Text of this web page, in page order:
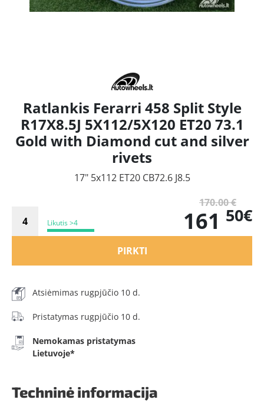
Ratlankis Ferarri 458 Split Style
R17X8.5J 5X112/5X120 ET20 73.1
Gold with Diamond cut and silver
rivets
17" 5x112 ET20 CB72.6 J8.5
Likutis >4
170.00 €
161 50€
PIRKTI
Atsiėmimas rugpjūčio 10 d.
Pristatymas rugpjūčio 10 d.
Nemokamas pristatymas
Lietuvoje*
Techninė informacija